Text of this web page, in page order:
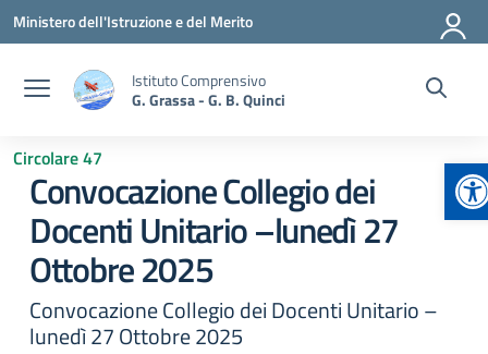
Vai ai contenuti
Vai al menu di navigazione
Vai al footer
Ministero dell'Istruzione e del Merito
Istituto Comprensivo
G. Grassa - G. B. Quinci
Circolare 47
Convocazione Collegio dei
Docenti Unitario –lunedì 27
Ottobre 2025
Convocazione Collegio dei Docenti Unitario –
lunedì 27 Ottobre 2025